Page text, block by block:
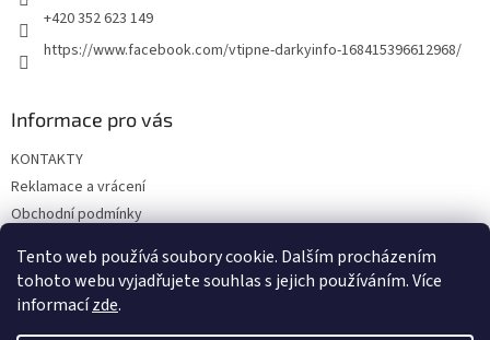
Tento web používá soubory cookie. Dalším procházením
tohoto webu vyjadřujete souhlas s jejich používáním. Více
informacízde.
+420 352 623 149
https://www.facebook.com/vtipne-darkyinfo-168415396612968/
Informace pro vás
KONTAKTY
Reklamace a vrácení
Obchodní podmínky
Doprava a platba